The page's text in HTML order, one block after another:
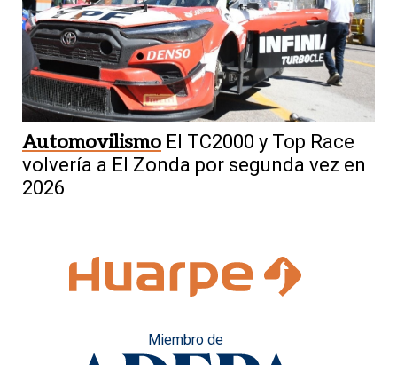
Automovilismo El TC2000 y Top Race
volvería a El Zonda por segunda vez en
2026
Miembro de